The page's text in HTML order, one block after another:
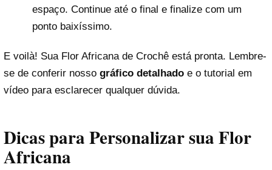
espaço. Continue até o final e finalize com um
ponto baixíssimo.
E voilà! Sua Flor Africana de Crochê está pronta. Lembre-
se de conferir nosso gráfico detalhado e o tutorial em
vídeo para esclarecer qualquer dúvida.
Dicas para Personalizar sua Flor
Africana